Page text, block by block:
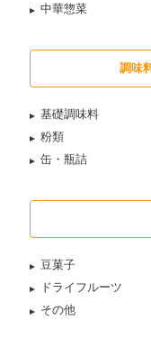
中華惣菜
調味
基礎調味料
粉類
缶・瓶詰
豆菓子
ドライフルーツ
その他